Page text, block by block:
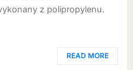
z polipropylenu.
READ MORE